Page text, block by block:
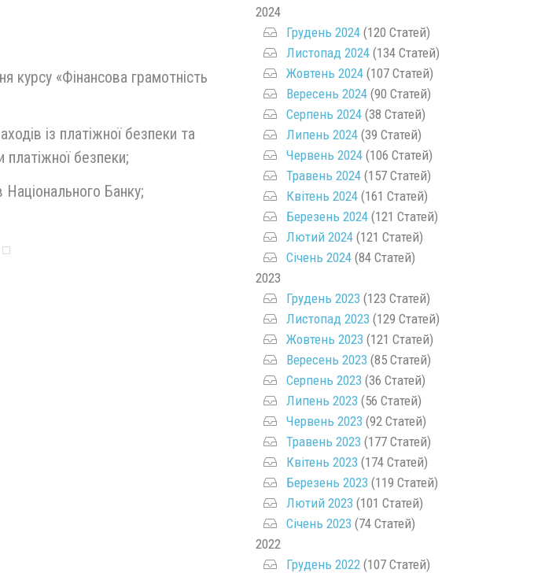
курсу «Фінансова грамотність
із платіжної безпеки та
безпеки;
Національного Банку;
2024
Грудень 2024(120 Статей)
Листопад 2024(134 Статей)
Жовтень 2024(107 Статей)
Вересень 2024(90 Статей)
Серпень 2024(38 Статей)
Липень 2024(39 Статей)
Червень 2024(106 Статей)
Травень 2024(157 Статей)
Квітень 2024(161 Статей)
Березень 2024(121 Статей)
Лютий 2024(121 Статей)
Січень 2024(84 Статей)
2023
Грудень 2023 (123 Статей)
Листопад 2023 (129 Статей)
Жовтень 2023 (121 Статей)
Вересень 2023 (85 Статей)
Серпень 2023 (36 Статей)
Липень 2023 (56 Статей)
Червень 2023 (92 Статей)
Травень 2023 (177 Статей)
Квітень 2023 (174 Статей)
Березень 2023 (119 Статей)
Лютий 2023 (101 Статей)
Січень 2023 (74 Статей)
2022
Грудень 2022(107 Статей)